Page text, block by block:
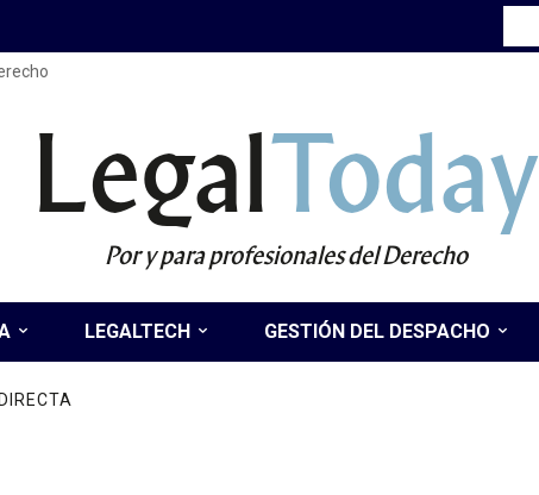
LegalToday
Por y para profesionales del Derecho
LEGALTECH GESTIÓN DEL DESPACHO